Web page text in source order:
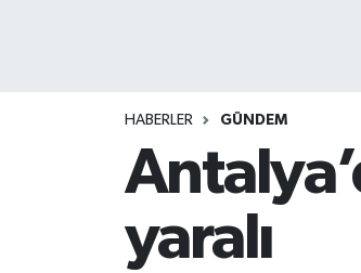
HABERLER GÜNDEM
yaralı